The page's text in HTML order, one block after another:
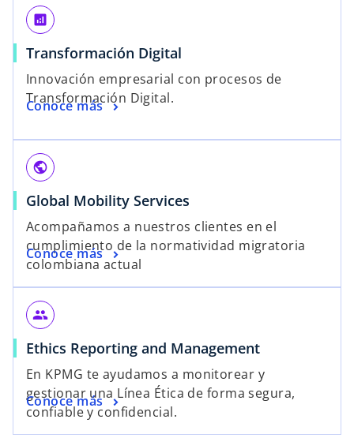
analytics
Transformación Digital
Innovación empresarial con procesos de
Transformación Digital.
Conoce más
public
Global Mobility Services
Acompañamos a nuestros clientes en el
cumplimiento de la normatividad migratoria
colombiana actual
Conoce más
group
Ethics Reporting and Management
En KPMG te ayudamos a monitorear y
gestionar una Línea Ética de forma segura,
confiable y confidencial.
Conoce más